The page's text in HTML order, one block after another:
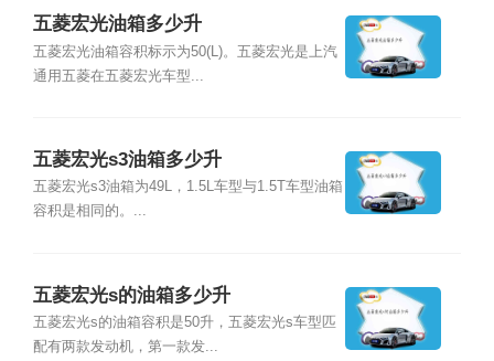
五菱宏光油箱多少升
五菱宏光油箱容积标示为50(L)。五菱宏光是上汽
通用五菱在五菱宏光车型...
五菱宏光s3油箱多少升
五菱宏光s3油箱为49L，1.5L车型与1.5T车型油箱
容积是相同的。...
五菱宏光s的油箱多少升
五菱宏光s的油箱容积是50升，五菱宏光s车型匹
配有两款发动机，第一款发...